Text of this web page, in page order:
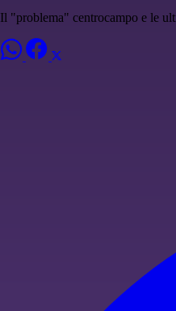
Il "problema" centrocampo e le